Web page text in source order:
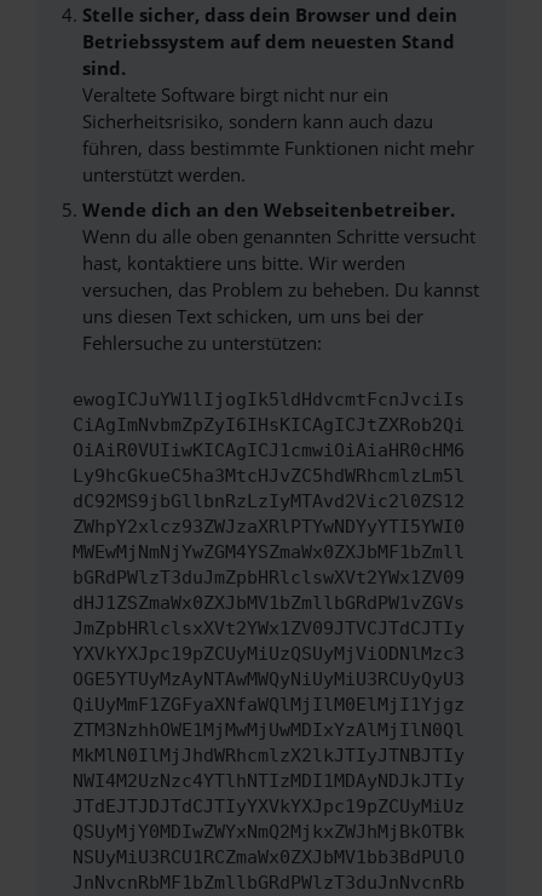
Stelle sicher, dass dein Browser und dein
Betriebssystem auf dem neuesten Stand
sind.
Veraltete Software birgt nicht nur ein
Sicherheitsrisiko, sondern kann auch dazu
führen, dass bestimmte Funktionen nicht mehr
unterstützt werden.
Wende dich an den Webseitenbetreiber.
Wenn du alle oben genannten Schritte versucht
hast, kontaktiere uns bitte. Wir werden
versuchen, das Problem zu beheben. Du kannst
uns diesen Text schicken, um uns bei der
Fehlersuche zu unterstützen:
ewogICJuYW1lIjogIk5ldHdvcmtFcnJvciIs
CiAgImNvbmZpZyI6IHsKICAgICJtZXRob2Qi
OiAiR0VUIiwKICAgICJ1cmwiOiAiaHR0cHM6
Ly9hcGkueC5ha3MtcHJvZC5hdWRhcmlzLm5l
dC92MS9jbGllbnRzLzIyMTAvd2Vic2l0ZS12
ZWhpY2xlcz93ZWJzaXRlPTYwNDYyYTI5YWI0
MWEwMjNmNjYwZGM4YSZmaWx0ZXJbMF1bZmll
bGRdPWlzT3duJmZpbHRlclswXVt2YWx1ZV09
dHJ1ZSZmaWx0ZXJbMV1bZmllbGRdPW1vZGVs
JmZpbHRlclsxXVt2YWx1ZV09JTVCJTdCJTIy
YXVkYXJpc19pZCUyMiUzQSUyMjViODNlMzc3
OGE5YTUyMzAyNTAwMWQyNiUyMiU3RCUyQyU3
QiUyMmF1ZGFyaXNfaWQlMjIlM0ElMjI1Yjgz
ZTM3NzhhOWE1MjMwMjUwMDIxYzAlMjIlN0Ql
MkMlN0IlMjJhdWRhcmlzX2lkJTIyJTNBJTIy
NWI4M2UzNzc4YTlhNTIzMDI1MDAyNDJkJTIy
JTdEJTJDJTdCJTIyYXVkYXJpc19pZCUyMiUz
QSUyMjY0MDIwZWYxNmQ2MjkxZWJhMjBkOTBk
NSUyMiU3RCU1RCZmaWx0ZXJbMV1bb3BdPUlO
JnNvcnRbMF1bZmllbGRdPWlzT3duJnNvcnRb